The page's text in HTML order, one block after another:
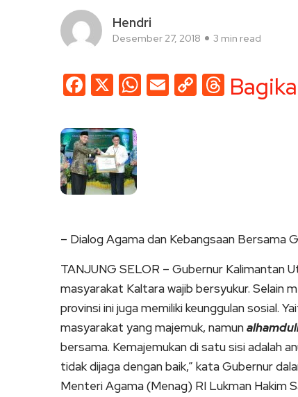
Hendri
Desember 27, 2018 3 min read
Facebook
X WhatsApp
EmailCopy
– Dialog Agama dan Kebangsaan Bersama
TANJUNG SELOR – Gubernur Kalimantan
masyarakat Kaltara wajib bersyukur. Selain
provinsi ini juga memiliki keunggulan sosial.
masyarakat yang majemuk, namun
bersama. Kemajemukan di satu sisi adalah
tidak dijaga dengan baik,” kata Gubernur
Menteri Agama (Menag) RI Lukman Hakim